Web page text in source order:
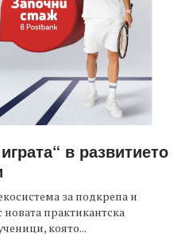
в развитието
за подкрепа и
практикантска
която...